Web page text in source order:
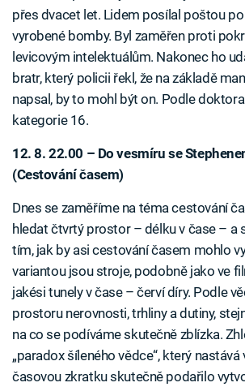
přes dvacet let. Lidem posílal poštou
vyrobené bomby. Byl zaměřen proti
levicovým intelektuálům. Nakonec ho
bratr, který policii řekl, že na základě
napsal, by to mohl být on. Podle
kategorie 16.
12. 8. 22.00 – Do vesmíru se
(Cestování časem)
Dnes se zaměříme na téma cestování
hledat čtvrtý prostor – délku v čase – a
tím, jak by asi cestování časem mohlo
variantou jsou stroje, podobně jako ve
jakési tunely v čase – červí díry. Podle
prostoru nerovnosti, trhliny a dutiny,
na co se podíváme skutečně zblízka.
„paradox šíleného vědce“, který nastává
časovou zkratku skutečně podařilo